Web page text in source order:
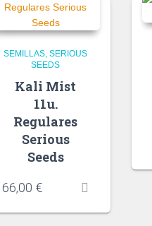
SEMILLAS SERIOUS
SEEDS
Kali Mist
11u.
Regulares
Serious
Seeds
66,00 €